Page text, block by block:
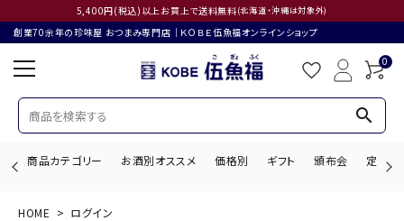
5,400円(税込)以上お買上で送料無料(北海道・沖縄は対象外)
創業70余年の珍味屋 おつまみ専門店│ＫＯＢＥ伍魚福オンラインショップ
0
search
商品カテゴリー お酒別オススメ 価格別 ギフト 頒布会 定期購
HOME ログイン